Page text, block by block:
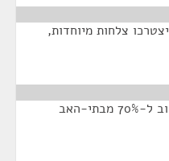
צלחות מיוחדות,
היום קיים. עשינו סקר, ראינו שקרוב ל-70% מבתי-האב